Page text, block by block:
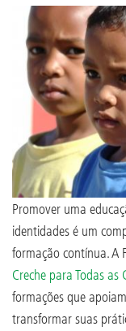
Promover uma
identidades é um
formação contínua. A
Creche para Todas as
formações que
transformar suas